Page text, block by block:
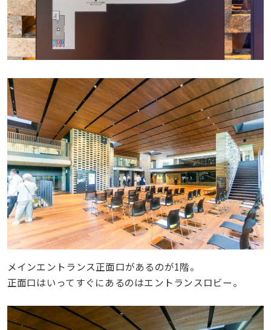
メインエントランス正面口があるのが1階。
正面口はいってすぐにあるのはエントランスロビー。